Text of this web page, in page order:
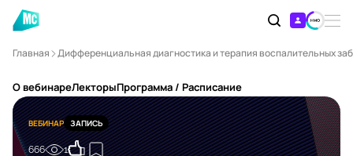
Главная Дифференциальная диагностика и терапия воспалительных
О вебинареЛекторыПрограмма / Расписание
ВЕБИНАР ЗАПИСЬ
666 1